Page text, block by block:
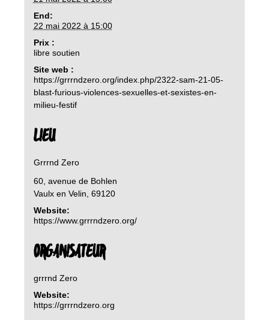
End:
22 mai 2022 à 15:00
Prix :
libre soutien
Site web :
https://grrrndzero.org/index.php/2322-sam-21-05-
blast-furious-violences-sexuelles-et-sexistes-en-
milieu-festif
LIEU
Grrrnd Zero
60, avenue de Bohlen
Vaulx en Velin 69120
Website:
https://www.grrrndzero.org/
ORGANISATEUR
grrrnd Zero
Website:
https://grrrndzero.org